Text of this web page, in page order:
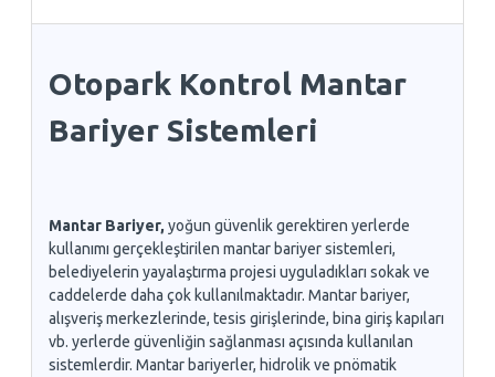
Otopark Kontrol Mantar
Bariyer Sistemleri
Mantar Bariyer, yoğun güvenlik gerektiren yerlerde
kullanımı gerçekleştirilen mantar bariyer sistemleri,
belediyelerin yayalaştırma projesi uyguladıkları sokak ve
caddelerde daha çok kullanılmaktadır. Mantar bariyer,
alışveriş merkezlerinde, tesis girişlerinde, bina giriş kapıları
vb. yerlerde güvenliğin sağlanması açısında kullanılan
sistemlerdir. Mantar bariyerler, hidrolik ve pnömatik